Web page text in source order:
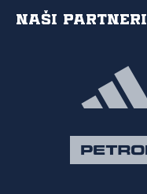
Naši partneri